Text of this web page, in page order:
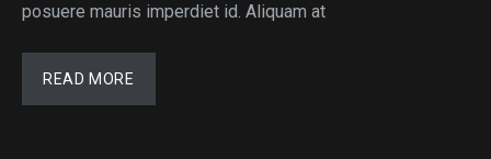
posuere mauris imperdiet id. Aliquam at
READ MORE